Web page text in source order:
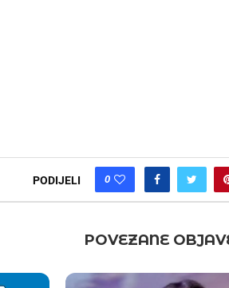
PODIJELI 0
POVEZANE